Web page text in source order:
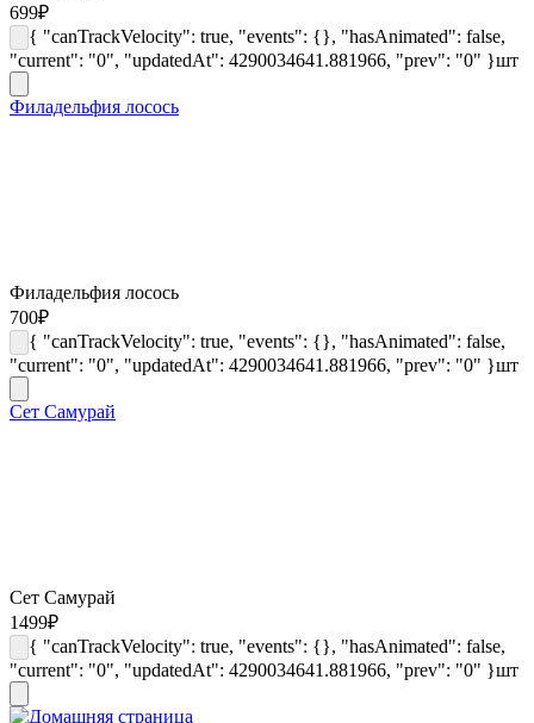
699₽
{ "canTrackVelocity": true, "events": {}, "hasAnimated": false,
"current": "0", "updatedAt": 4290034641.881966, "prev": "0" }шт
Филадельфия лосось
Филадельфия лосось
700₽
{ "canTrackVelocity": true, "events": {}, "hasAnimated": false,
"current": "0", "updatedAt": 4290034641.881966, "prev": "0" }шт
Сет Самурай
Сет Самурай
1499₽
{ "canTrackVelocity": true, "events": {}, "hasAnimated": false,
"current": "0", "updatedAt": 4290034641.881966, "prev": "0" }шт